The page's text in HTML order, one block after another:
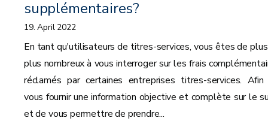
supplémentaires?
19. April 2022
En tant qu'utilisateurs de titres-services, vous êtes de
plus nombreux à vous interroger sur les frais
réclamés par certaines entreprises titres-services.
vous fournir une information objective et complète sur le
et de vous permettre de prendre...